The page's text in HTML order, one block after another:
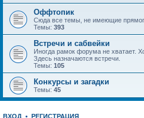
Оффтопик
Сюда все темы, не имеющие
Темы: 393
Встречи и сабвейки
Иногда рамок форума не хватает.
Здесь назначаются встречи.
Темы: 105
Конкурсы и загадки
Темы: 45
ВХОД • РЕГИСТРАЦИЯ